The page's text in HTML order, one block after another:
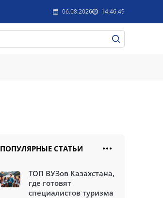
06.08.2026 14:46:49
ПОПУЛЯРНЫЕ СТАТЬИ
ТОП ВУЗов Казахстана,
где готовят
специалистов туризма